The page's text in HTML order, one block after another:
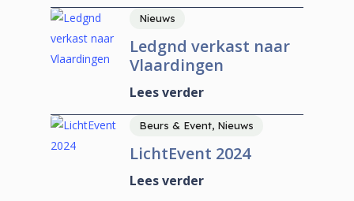
Nieuws
Ledgnd verkast naar
Vlaardingen
Lees verder
Beurs & Event, Nieuws
LichtEvent 2024
Lees verder